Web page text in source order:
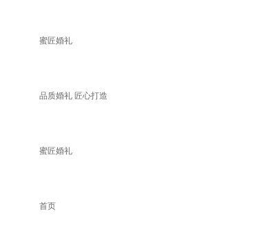
蜜匠婚礼
品质婚礼 匠心打造
蜜匠婚礼
首页